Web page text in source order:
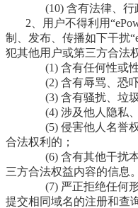
(10) 含有法律、行
2、用户不得利用“
制、发布、传播如下干扰
犯其他用户或第三方合法
(1) 含有任何性或
(2) 含有辱骂、恐
(3) 含有骚扰、垃
(4) 涉及他人隐私
(5) 侵害他人名誉
合法权利的；
(6) 含有其他干扰
三方合法权益内容的信息。
(7) 严正拒绝任何
提交相同域名的注册和查